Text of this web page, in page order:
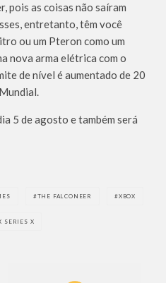
pois as coisas não saíram
entretanto, têm você
ou um Pteron como um
nova arma elétrica com o
de nível é aumentado de 20
5 de agosto e também será
THE FALCONEER XBOX
SERIES X